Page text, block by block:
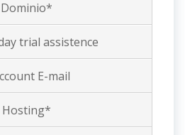
Dominio*
trial assistence
E-mail
Hosting*